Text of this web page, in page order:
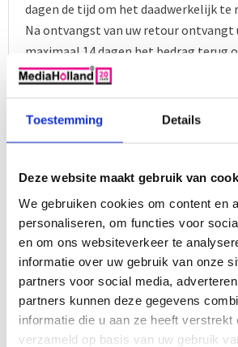
Toestemming Details
Deze website maakt gebruik van
We gebruiken cookies om content en
personaliseren, om functies voor
en om ons websiteverkeer te
informatie over uw gebruik van onze
partners voor social media,
partners kunnen deze gegevens
informatie die u aan ze heeft verstrekt
verzameld op basis van uw gebruik
dagen de tijd om het daadwerkelijk te
Na ontvangst van uw retour ontvangt
maximaal 14 dagen het bedrag terug
De productwaarde en de
retourkosten betaal je zelf.
proberen, dan kunnen we deze
het product aan u doorberekenen.
Retourneren